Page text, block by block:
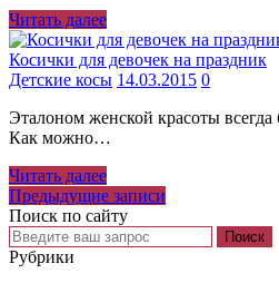
Читать далее
Косички для девочек на праздник
Детские косы 14.03.2015 0
Эталоном женской красоты
Как можно…
Читать далее
Навигация
по
записям
Предыдущие записи
Поиск по сайту
Рубрики